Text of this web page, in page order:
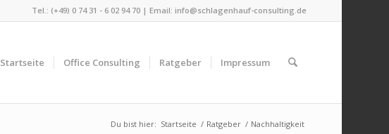
Tel.: (+49) 0 74 31 - 6 02 94 70 | Email: info@schlagenhauf-consulting.de
Startseite Office Consulting Ratgeber Impressum
Du bist hier: Startseite / Ratgeber / Nachhaltigkeit